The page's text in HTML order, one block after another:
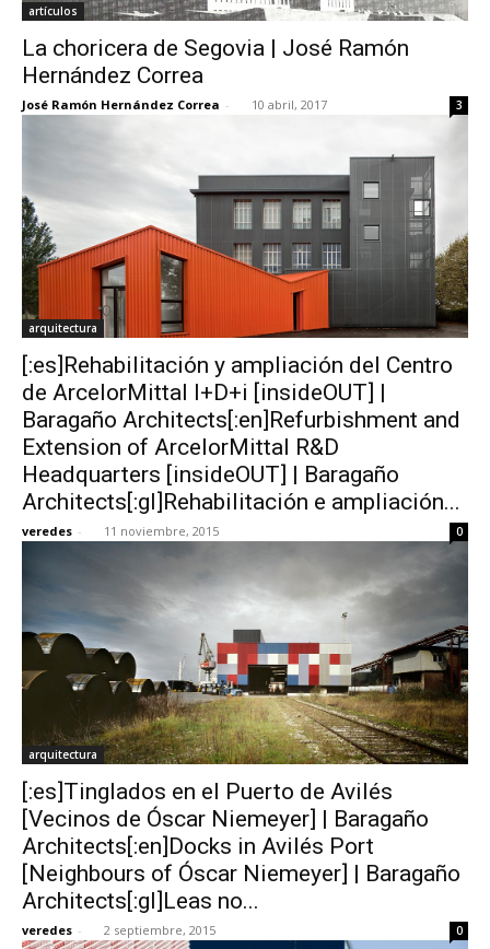
artículos
La choricera de Segovia | José Ramón
Hernández Correa
José Ramón Hernández Correa - 10 abril, 2017 3
arquitectura
[:es]Rehabilitación y ampliación del Centro
de ArcelorMittal I+D+i [insideOUT] |
Baragaño Architects[:en]Refurbishment and
Extension of ArcelorMittal R&D
Headquarters [insideOUT] | Baragaño
Architects[:gl]Rehabilitación e ampliación...
veredes - 11 noviembre, 2015 0
arquitectura
[:es]Tinglados en el Puerto de Avilés
[Vecinos de Óscar Niemeyer] | Baragaño
Architects[:en]Docks in Avilés Port
[Neighbours of Óscar Niemeyer] | Baragaño
Architects[:gl]Leas no...
veredes - 2 septiembre, 2015 0